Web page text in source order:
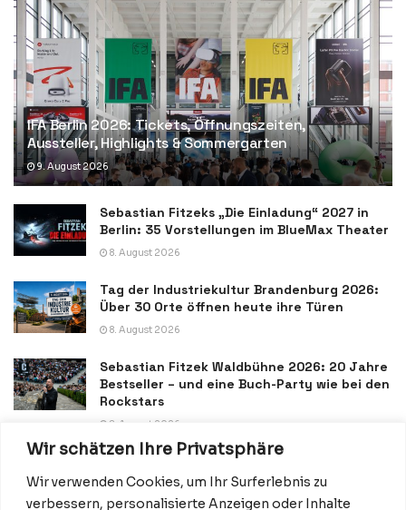
Wir schätzen Ihre Privatsphäre
Wir verwenden Cookies, um Ihr Surferlebnis zu
verbessern, personalisierte Anzeigen oder Inhalte
IFA Berlin 2026: Tickets, Öffnungszeiten,
Aussteller, Highlights & Sommergarten
9. August 2026
Sebastian Fitzeks „Die Einladung“ 2027 in
Berlin: 35 Vorstellungen im BlueMax Theater
8. August 2026
Tag der Industriekultur Brandenburg 2026:
Über 30 Orte öffnen heute ihre Türen
8. August 2026
Sebastian Fitzek Waldbühne 2026: 20 Jahre
Bestseller – und eine Buch-Party wie bei den
Rockstars
8. August 2026